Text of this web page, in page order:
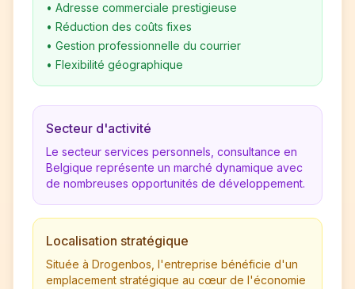
• Adresse commerciale prestigieuse
• Réduction des coûts fixes
• Gestion professionnelle du courrier
• Flexibilité géographique
Secteur d'activité
Le secteur services personnels, consultance en
Belgique représente un marché dynamique avec
de nombreuses opportunités de développement.
Localisation stratégique
Située à Drogenbos, l'entreprise bénéficie d'un
emplacement stratégique au cœur de l'économie